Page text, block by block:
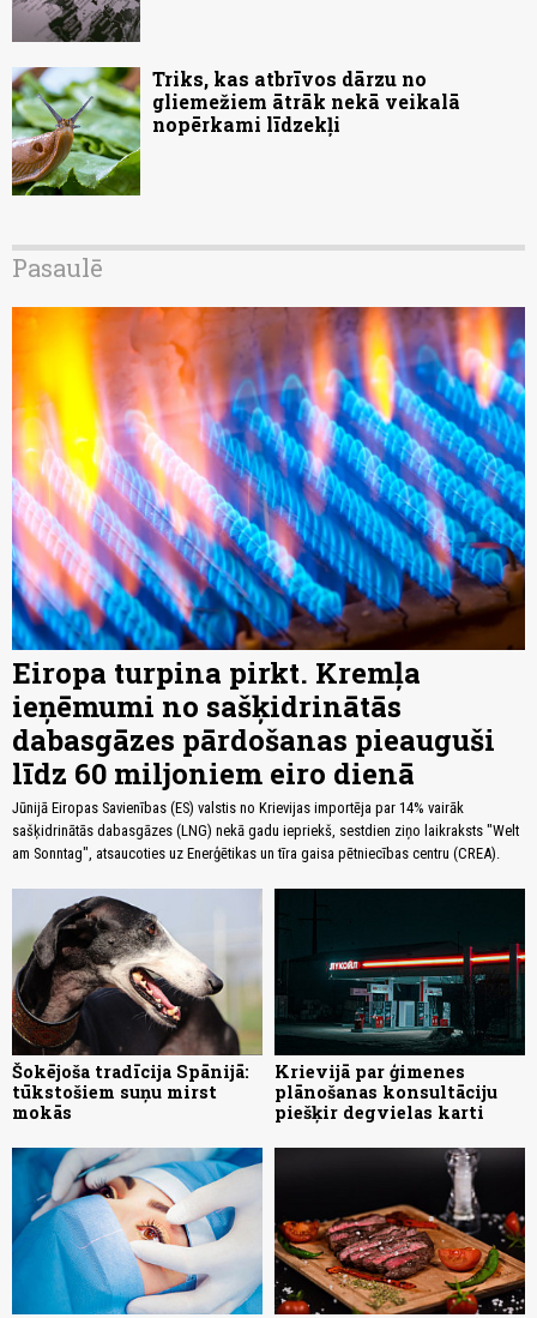
Triks, kas atbrīvos dārzu no
gliemežiem ātrāk nekā veikalā
nopērkami līdzekļi
Pasaulē
Eiropa turpina pirkt. Kremļa
ieņēmumi no sašķidrinātās
dabasgāzes pārdošanas pieauguši
līdz 60 miljoniem eiro dienā
Jūnijā Eiropas Savienības (ES) valstis no Krievijas importēja par 14% vairāk
sašķidrinātās dabasgāzes (LNG) nekā gadu iepriekš, sestdien ziņo laikraksts "Welt
am Sonntag", atsaucoties uz Enerģētikas un tīra gaisa pētniecības centru (CREA).
Šokējoša tradīcija Spānijā:
tūkstošiem suņu mirst
mokās
Krievijā par ģimenes
plānošanas konsultāciju
piešķir degvielas karti